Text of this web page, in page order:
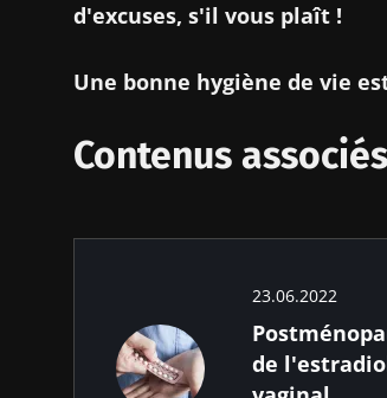
d'excuses, s'il vous plaît !
Une bonne hygiène de vie
Contenus associés
23.06.2022
de